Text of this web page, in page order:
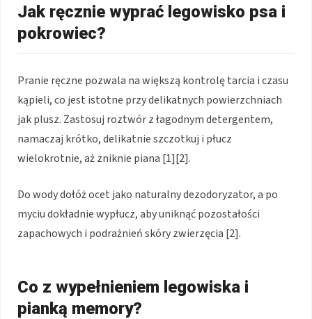
Jak ręcznie wyprać legowisko psa i
pokrowiec?
Pranie ręczne pozwala na większą kontrolę tarcia i czasu
kąpieli, co jest istotne przy delikatnych powierzchniach
jak plusz. Zastosuj roztwór z łagodnym detergentem,
namaczaj krótko, delikatnie szczotkuj i płucz
wielokrotnie, aż zniknie piana [1][2].
Do wody dołóż ocet jako naturalny dezodoryzator, a po
myciu dokładnie wypłucz, aby uniknąć pozostałości
zapachowych i podrażnień skóry zwierzęcia [2].
Co z wypełnieniem legowiska i
pianką memory?